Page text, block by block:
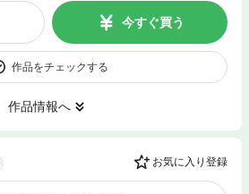
今すぐ買う
作品をチェックする
作品情報へ
お気に入り登録